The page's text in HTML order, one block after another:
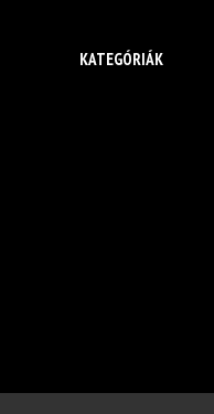
KATEGÓRIÁK